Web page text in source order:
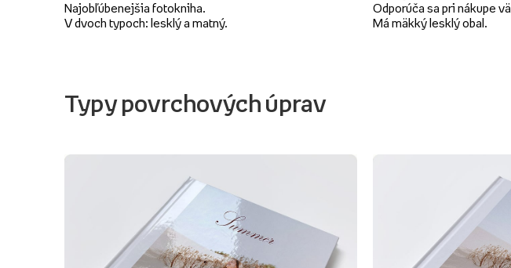
Najobľúbenejšia fotokniha.
V dvoch typoch: lesklý a matný.
Odporúča sa pri nákupe
Má mäkký lesklý obal.
Typy povrchových úprav